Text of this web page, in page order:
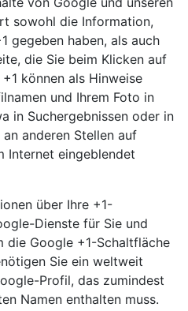
sowohl die Information,
gegeben haben, als auch
die Sie beim Klicken auf
können als Hinweise
und Ihrem Foto in
in Suchergebnissen oder in
anderen Stellen auf
Internet eingeblendet
über Ihre +1-
Dienste für Sie und
die Google +1-Schaltfläche
Sie ein weltweit
Profil, das zumindest
Namen enthalten muss.